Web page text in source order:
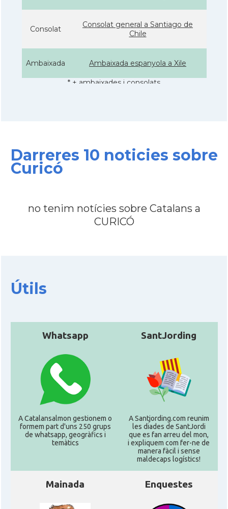
Consolat
Consolat general a Santiago de
Chile
Ambaixada Ambaixada espanyola a Xile
* + ambaixades i consolats
Darreres 10 noticies sobre
Curicó
no tenim notícies sobre Catalans a
CURICÓ
Útils
Whatsapp
A Catalansalmon gestionem o
formem part d'uns 250 grups
de whatsapp, geogràfics i
temàtics
SantJording
A Santjording.com reunim
les diades de SantJordi
que es fan arreu del mon,
i expliquem com fer-ne de
manera fàcil i sense
maldecaps logí­stics!
Mainada Enquestes